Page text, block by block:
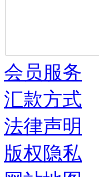
会员服务
汇款方式
法律声明
版权隐私